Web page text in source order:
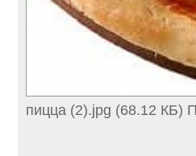
пицца (2).jpg (68.12 КБ)